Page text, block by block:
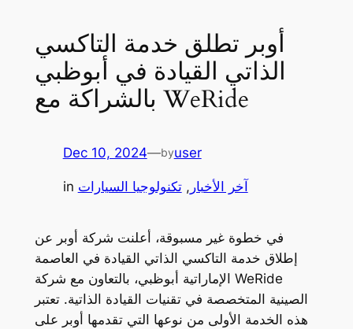
أوبر تطلق خدمة التاكسي
الذاتي القيادة في أبوظبي
بالشراكة مع WeRide
Dec 10, 2024—byuser
in آخر الأخبار , تكنولوجيا السيارات
في خطوة غير مسبوقة، أعلنت شركة أوبر عن
إطلاق خدمة التاكسي الذاتي القيادة في العاصمة
الإماراتية أبوظبي، بالتعاون مع شركة WeRide
الصينية المتخصصة في تقنيات القيادة الذاتية. تعتبر
هذه الخدمة الأولى من نوعها التي تقدمها أوبر على